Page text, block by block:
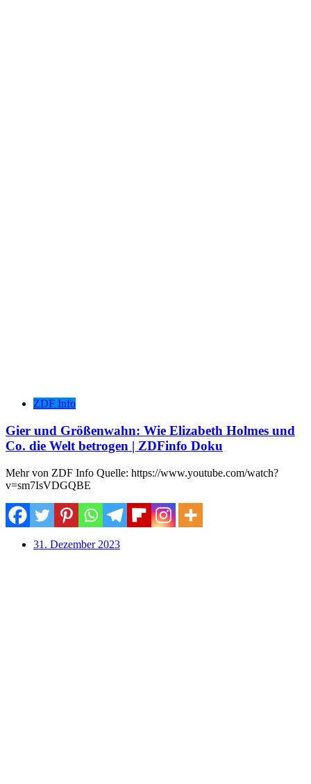
ZDF Info
Gier und Größenwahn: Wie Elizabeth Holmes und
Co. die Welt betrogen | ZDFinfo Doku
Mehr von ZDF Info Quelle: https://www.youtube.com/watch?
v=sm7IsVDGQBE
31. Dezember 2023